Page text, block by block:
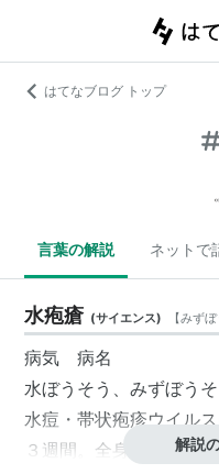
はてなブログ トップ
言葉の解説 ネットで
水疱瘡 (サイエンス) 【みずぼ
病気 病名
水ぼうそう 、みずぼうそ
水痘・帯状疱疹ウイル
３週間。全身に赤い米
解説